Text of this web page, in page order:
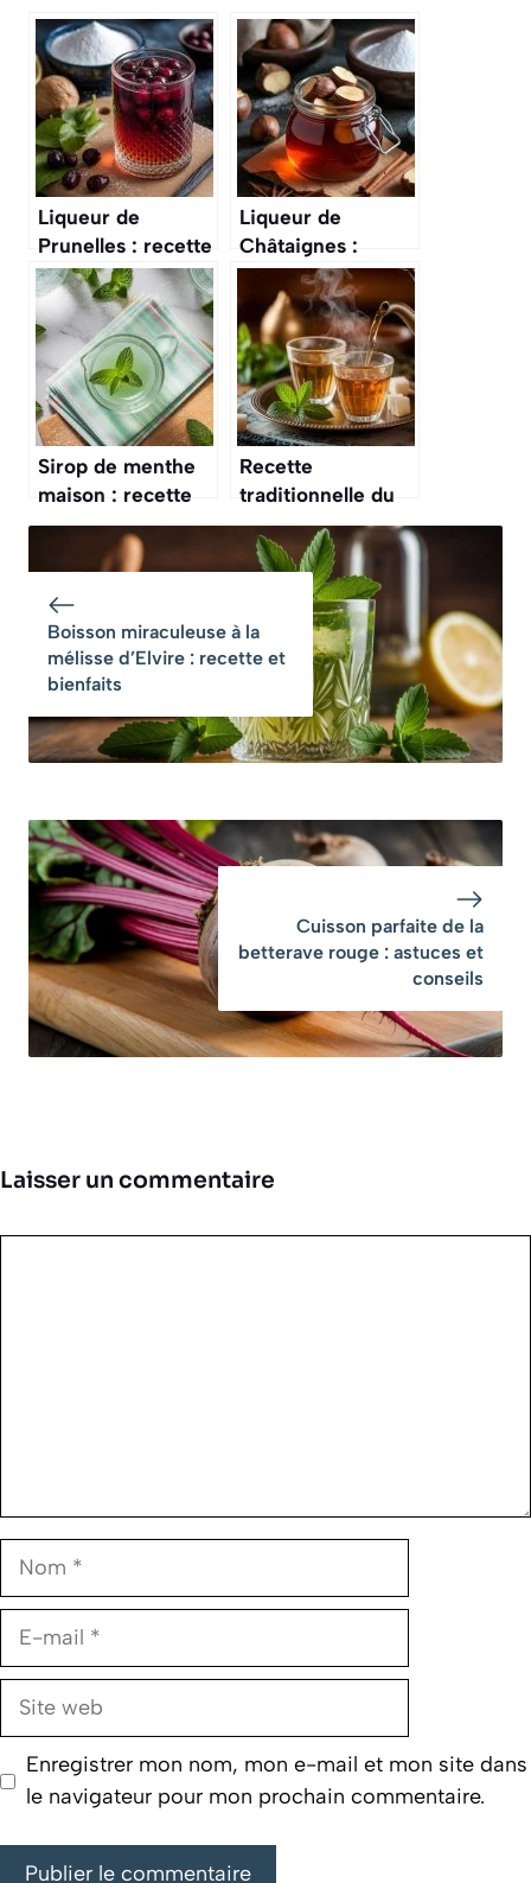
Liqueur de
Prunelles : recette
Maison Facile
Liqueur de
Châtaignes :
recette Maison
Facile
Sirop de menthe
maison : recette
facile et
rafraîchissante
Recette
traditionnelle du
thé à la menthe
marocain
Boisson miraculeuse à la
mélisse d’Elvire : recette et
bienfaits
Cuisson parfaite de la
betterave rouge : astuces et
conseils
Laisser un commentaire
Nom
E-
Site
Enregistrer mon nom, mon e-mail et mon site dans
le navigateur pour mon prochain commentaire.